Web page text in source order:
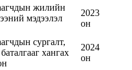
жилийн
мэдээлэл
2023
он
сургалт,
хангах
2024
он